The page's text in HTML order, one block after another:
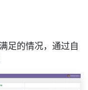
足的情况，通过自